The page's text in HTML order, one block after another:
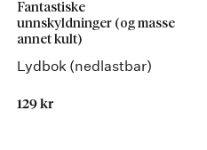
Fantastiske
unnskyldninger (og masse
annet kult)
Lydbok (nedlastbar)
129 kr